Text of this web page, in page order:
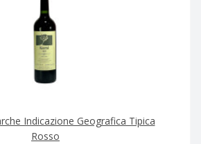
Indicazione Geografica Tipica
Rosso